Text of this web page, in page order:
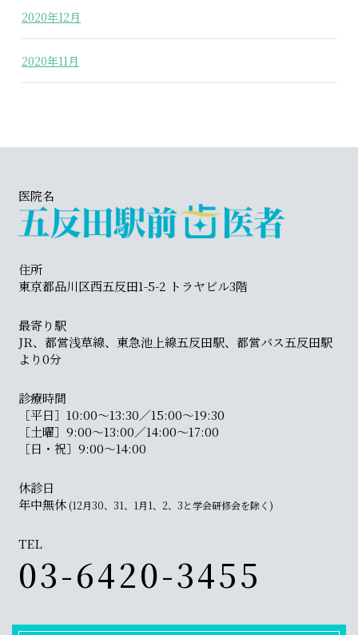
2020年12月
2020年11月
医院名
住所
東京都品川区西五反田1-5-2 トラヤビル3階
最寄り駅
JR、都営浅草線、東急池上線五反田駅、都営バス五反田駅
より0分
診療時間
［平日］10:00〜13:30／15:00〜19:30
［土曜］9:00〜13:00／14:00〜17:00
［日・祝］9:00〜14:00
休診日
年中無休 (12月30、31、1月1、2、3と学会研修会を除く)
TEL
03-6420-3455